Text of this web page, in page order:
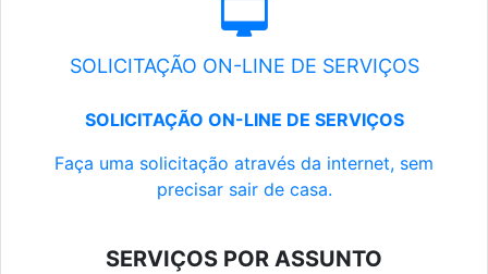
SOLICITAÇÃO ON-LINE DE SERVIÇOS
SOLICITAÇÃO ON-LINE DE SERVIÇOS
Faça uma solicitação através da internet, sem
precisar sair de casa.
SERVIÇOS POR ASSUNTO